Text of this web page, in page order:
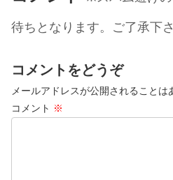
待ちとなります。ご了承下
コメントをどうぞ
メールアドレスが公開されることは
コメント ※